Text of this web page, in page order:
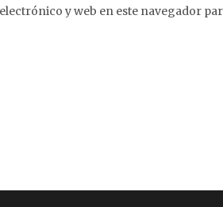
y web en este navegador